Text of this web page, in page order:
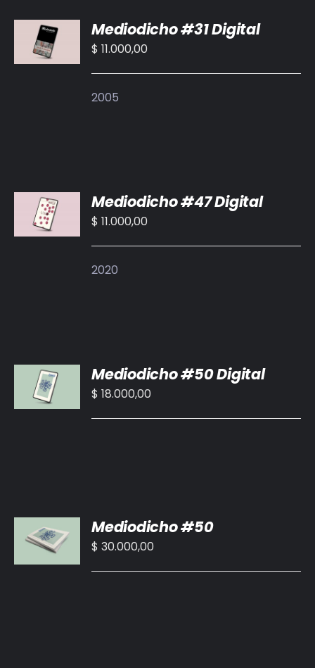
AL
CARRITO
/
Mediodicho #31 Digital
$ 11.000,00
2005
AL
CARRITO
/
Mediodicho #47 Digital
$ 11.000,00
2020
AL
CARRITO
/
Mediodicho #50 Digital
$ 18.000,00
AL
CARRITO
/
Mediodicho #50
$ 30.000,00